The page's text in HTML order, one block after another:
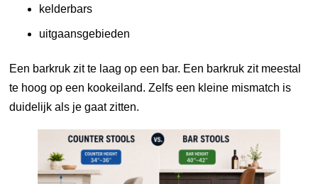
kelderbars
uitgaansgebieden
Een barkruk zit te laag op een bar. Een barkruk zit meestal
te hoog op een kookeiland. Zelfs een kleine mismatch is
duidelijk als je gaat zitten.